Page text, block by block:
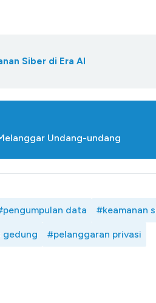
Siber di Era AI
Undang-undang
data #keamanan
gedung #pelanggaran privasi